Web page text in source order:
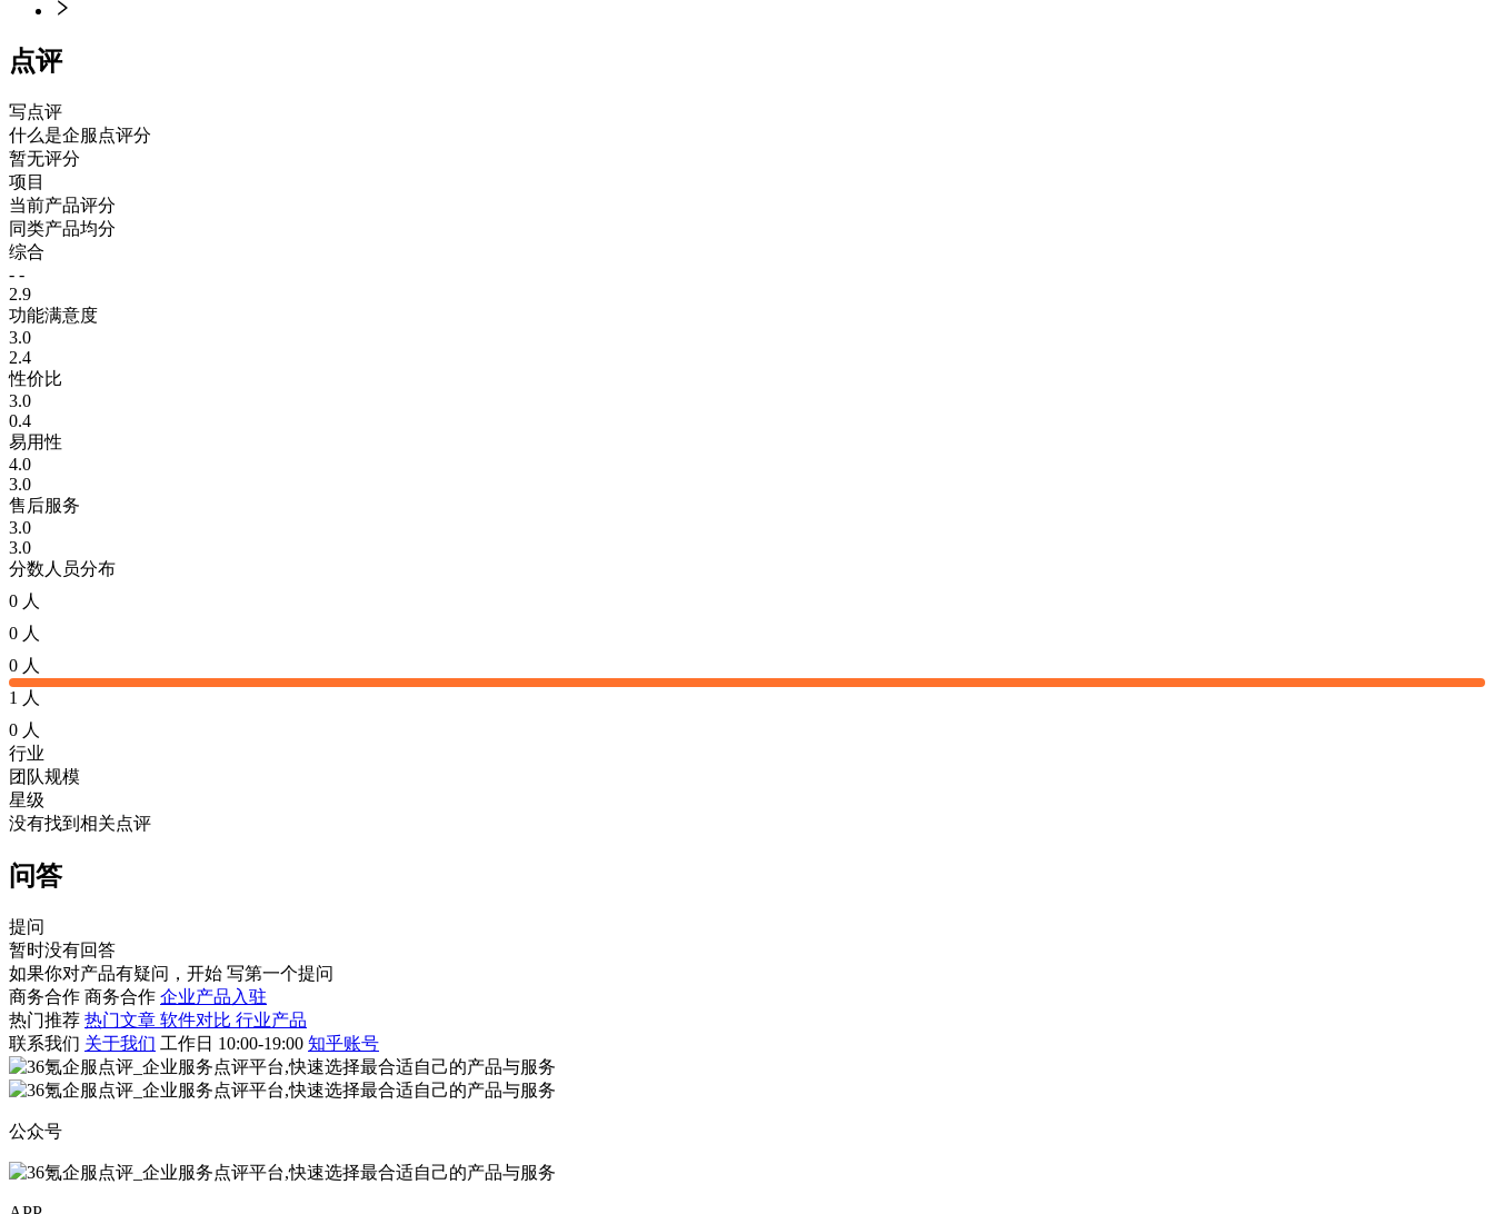
点评
写点评
什么是企服点评分
暂无评分
项目
当前产品评分
同类产品均分
综合
- -
2.9
功能满意度
3.0
2.4
性价比
3.0
0.4
易用性
4.0
3.0
售后服务
3.0
3.0
分数人员分布
0 人
0 人
0 人
1 人
0 人
行业
团队规模
星级
没有找到相关点评
问答
提问
暂时没有回答
如果你对产品有疑问，开始 写第一个提问
商务合作 商务合作 企业产品入驻
热门推荐 热门文章 软件对比 行业产品
联系我们 关于我们 工作日 10:00-19:00 知乎账号
公众号